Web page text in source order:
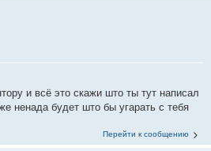
и всё это скажи што ты тут написал
ненада будет што бы угарать с тебя
Перейти к сообщению